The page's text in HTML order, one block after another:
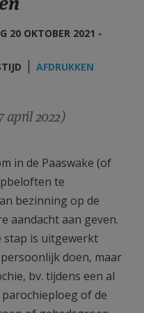
20 OKTOBER 2021 -
AFDRUKKEN
april 2022)
in de Paaswake (of
te
bezinning op de
aandacht aan geven.
stap is uitgewerkt
doen, maar
bv. tijdens een al
of de